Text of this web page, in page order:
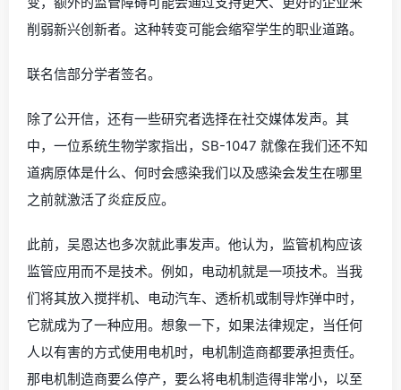
削弱新兴创新者。这种转变可能会缩窄学生的职业道路。
联名信部分学者签名。
除了公开信，还有一些研究者选择在社交媒体发声。其
中，一位系统生物学家指出，SB-1047 就像在我们还不知
道病原体是什么、何时会感染我们以及感染会发生在哪里
之前就激活了炎症反应。
此前，吴恩达也多次就此事发声。他认为，监管机构应该
监管应用而不是技术。例如，电动机就是一项技术。当我
们将其放入搅拌机、电动汽车、透析机或制导炸弹中时，
它就成为了一种应用。想象一下，如果法律规定，当任何
人以有害的方式使用电机时，电机制造商都要承担责任。
那电机制造商要么停产，要么将电机制造得非常小，以至